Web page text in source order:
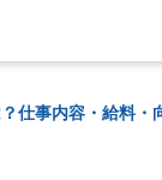
仕事内容・給料・